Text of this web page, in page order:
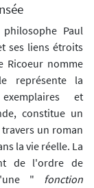
Paul
ses liens étroits
Ricoeur nomme
représente la
et
constitue un
un roman
la vie réelle. La
de l'ordre de
" fonction